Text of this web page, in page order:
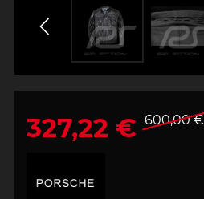
327,22 € 600,00 €